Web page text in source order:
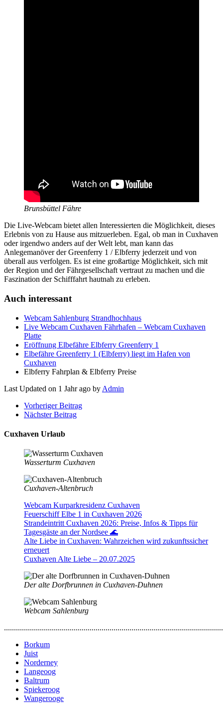
Brunsbüttel Fähre
Die Live-Webcam bietet allen Interessierten die Möglichkeit, dieses
Erlebnis von zu Hause aus mitzuerleben. Egal, ob man in Cuxhaven
oder irgendwo anders auf der Welt lebt, man kann das
Anlegemanöver der Greenferry 1 / Elbferry jederzeit und von
überall aus verfolgen. Es ist eine großartige Möglichkeit, sich mit
der Region und der Fährgesellschaft vertraut zu machen und die
Faszination der Schifffahrt hautnah zu erleben.
Auch interessant
Webcam Sahlenburg Strandhochhaus
Live Webcam Cuxhaven Fährhafen – Webcam Cuxhaven
Platte
Eröffnung Elbefähre Elbferry Greenferry 1
Elbefähre Greenferry 1 (Elbferry) liegt im Hafen von
Cuxhaven
Elbferry Fahrplan & Elbferry Preise
Last Updated on 1 Jahr ago by Admin
Vorheriger Beitrag
Nächster Beitrag
Cuxhaven Urlaub
Wasserturm Cuxhaven
Cuxhaven-Altenbruch
Webcam Kurparkresidenz Cuxhaven
Feuerschiff Elbe 1 in Cuxhaven 2026
Strandeintritt Cuxhaven 2026: Preise, Infos & Tipps für
Tagesgäste an der Nordsee 🌊
Alte Liebe in Cuxhaven: Wahrzeichen wird zukunftssicher
erneuert
Cuxhaven Alte Liebe – 20.07.2025
Der alte Dorfbrunnen in Cuxhaven-Duhnen
Webcam Sahlenburg
Borkum
Juist
Norderney
Langeoog
Baltrum
Spiekeroog
Wangerooge